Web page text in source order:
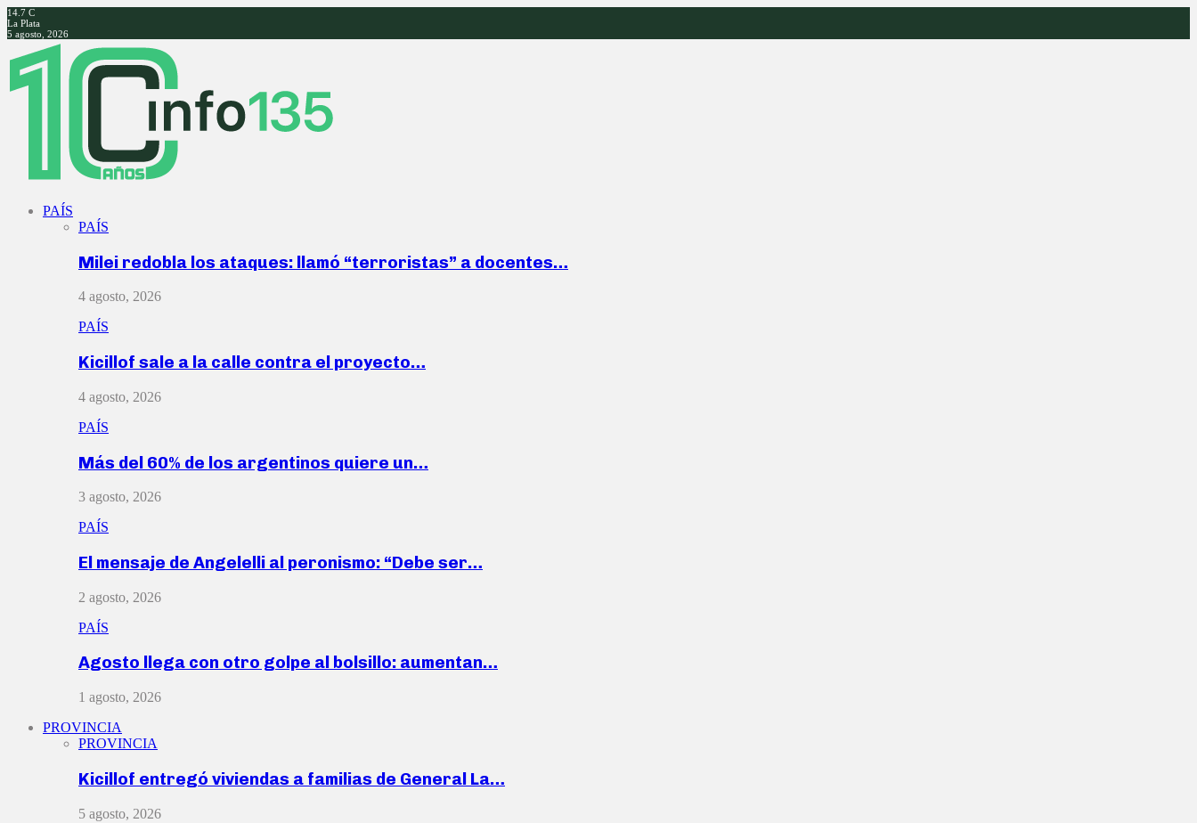
14.7 C
La Plata
5 agosto, 2026
Facebook
Twitter
Instagram
Youtube
PAÍS
PAÍS
Milei redobla los ataques: llamó “terroristas” a docentes…
4 agosto, 2026
PAÍS
Kicillof sale a la calle contra el proyecto…
4 agosto, 2026
PAÍS
Más del 60% de los argentinos quiere un…
3 agosto, 2026
PAÍS
El mensaje de Angelelli al peronismo: “Debe ser…
2 agosto, 2026
PAÍS
Agosto llega con otro golpe al bolsillo: aumentan…
1 agosto, 2026
PROVINCIA
PROVINCIA
Kicillof entregó viviendas a familias de General La…
5 agosto, 2026